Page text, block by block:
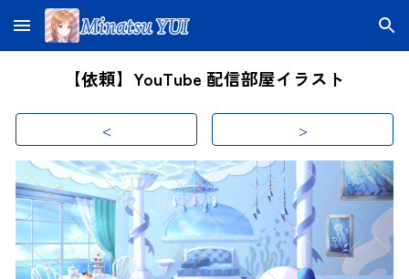
Skip to main content Skip to navigation
【依頼】YouTube 配信部屋イラスト
< >